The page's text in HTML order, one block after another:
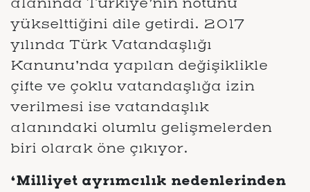
yükselttiğini dile getirdi. 2017
yılında Türk Vatandaşlığı
Kanunu’nda yapılan değişiklikle
çifte ve çoklu vatandaşlığa izin
verilmesi ise vatandaşlık
alanındaki olumlu gelişmelerden
biri olarak öne çıkıyor.
‘Milliyet ayrımcılık nedenlerinden